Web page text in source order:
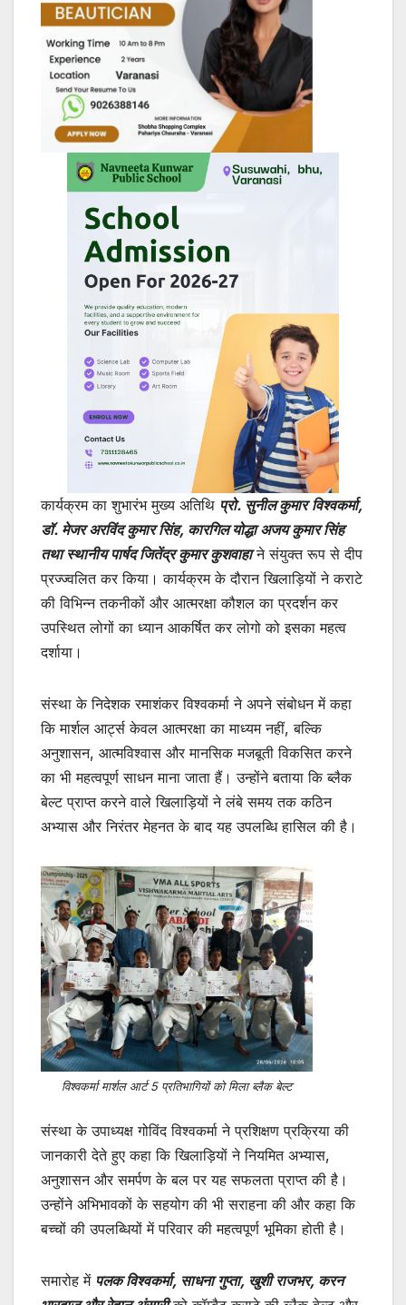
कार्यक्रम का शुभारंभ मुख्य अतिथि प्रो. सुनील कुमार विश्वकर्मा,
डॉ. मेजर अरविंद कुमार सिंह, कारगिल योद्धा अजय कुमार सिंह
तथा स्थानीय पार्षद जितेंद्र कुमार कुशवाहा ने संयुक्त रूप से दीप
प्रज्ज्वलित कर किया। कार्यक्रम के दौरान खिलाड़ियों ने कराटे
की विभिन्न तकनीकों और आत्मरक्षा कौशल का प्रदर्शन कर
उपस्थित लोगों का ध्यान आकर्षित कर लोगो को इसका महत्व
दर्शाया।
संस्था के निदेशक रमाशंकर विश्वकर्मा ने अपने संबोधन में कहा
कि मार्शल आर्ट्स केवल आत्मरक्षा का माध्यम नहीं, बल्कि
अनुशासन, आत्मविश्वास और मानसिक मजबूती विकसित करने
का भी महत्वपूर्ण साधन माना जाता हैं। उन्होंने बताया कि ब्लैक
बेल्ट प्राप्त करने वाले खिलाड़ियों ने लंबे समय तक कठिन
अभ्यास और निरंतर मेहनत के बाद यह उपलब्धि हासिल की है।
विश्वकर्मा मार्शल आर्ट 5 प्रतिभागियों को मिला ब्लैक बेल्ट
संस्था के उपाध्यक्ष गोविंद विश्वकर्मा ने प्रशिक्षण प्रक्रिया की
जानकारी देते हुए कहा कि खिलाड़ियों ने नियमित अभ्यास,
अनुशासन और समर्पण के बल पर यह सफलता प्राप्त की है।
उन्होंने अभिभावकों के सहयोग की भी सराहना की और कहा कि
बच्चों की उपलब्धियों में परिवार की महत्वपूर्ण भूमिका होती है।
समारोह में पलक विश्वकर्मा, साधना गुप्ता, खुशी राजभर, करन